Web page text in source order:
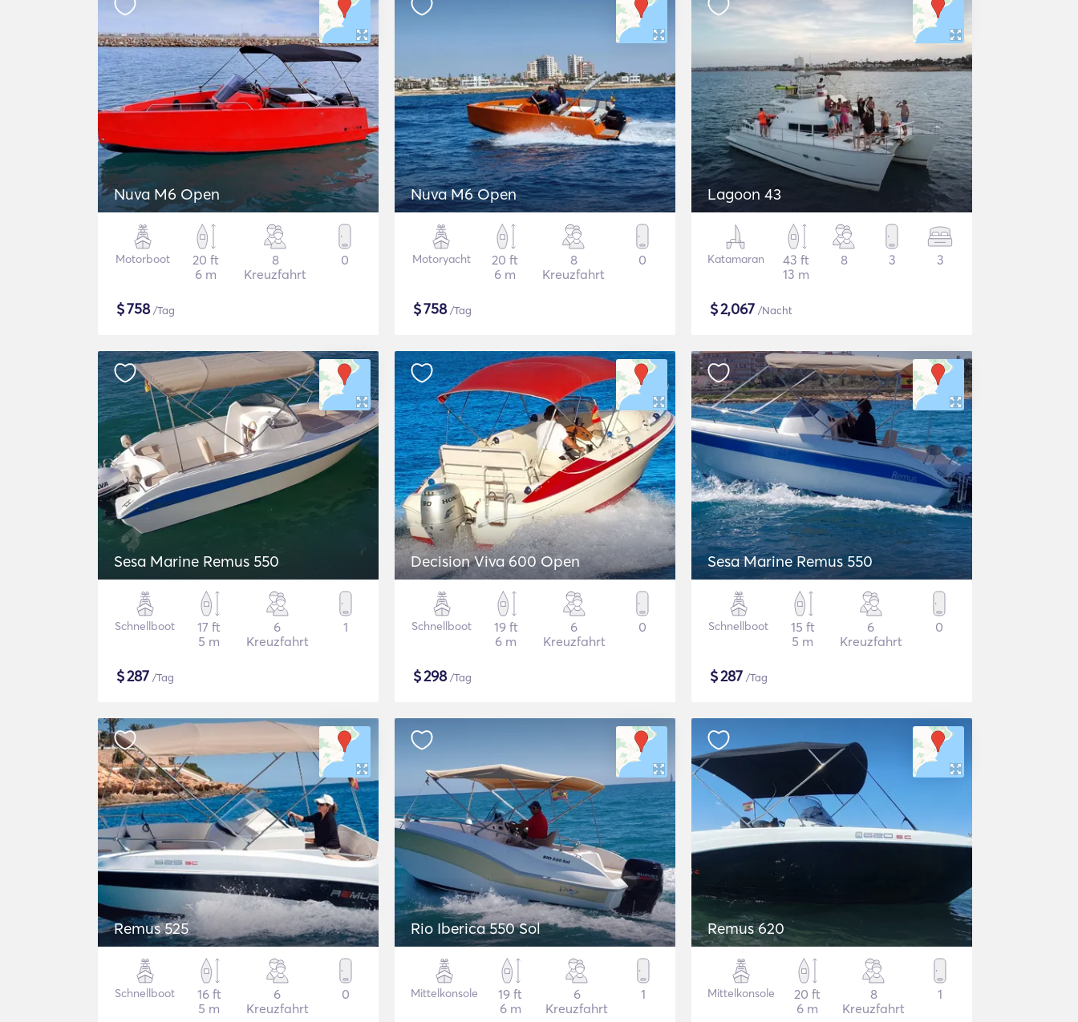
Nuva M6 Open
Motorboot
20 ft
6 m
8
Kreuzfahrt
0
$758/Tag
Nuva M6 Open
Motoryacht
20 ft
6 m
8
Kreuzfahrt
0
$758/Tag
Lagoon 43
Katamaran
43 ft
13 m
8 3 3
$2,067 /Nacht
Sesa Marine Remus 550
Schnellboot
17 ft
5 m
6
Kreuzfahrt
1
$287 /Tag
Decision Viva 600 Open
Schnellboot
19 ft
6 m
6
Kreuzfahrt
0
$298/Tag
Sesa Marine Remus 550
Schnellboot
15 ft
5 m
6
Kreuzfahrt
0
$287 /Tag
Remus 525
Schnellboot
16 ft
5 m
6
Kreuzfahrt
0
Rio Iberica 550 Sol
Mittelkonsole
19 ft
6 m
6
Kreuzfahrt
1
Remus 620
Mittelkonsole
20 ft
6 m
8
Kreuzfahrt
1